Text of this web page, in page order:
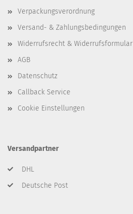
Verpackungsverordnung
Versand- & Zahlungsbedingungen
Widerrufsrecht & Widerrufsformular
AGB
Datenschutz
Callback Service
Cookie Einstellungen
Versandpartner
DHL
Deutsche Post